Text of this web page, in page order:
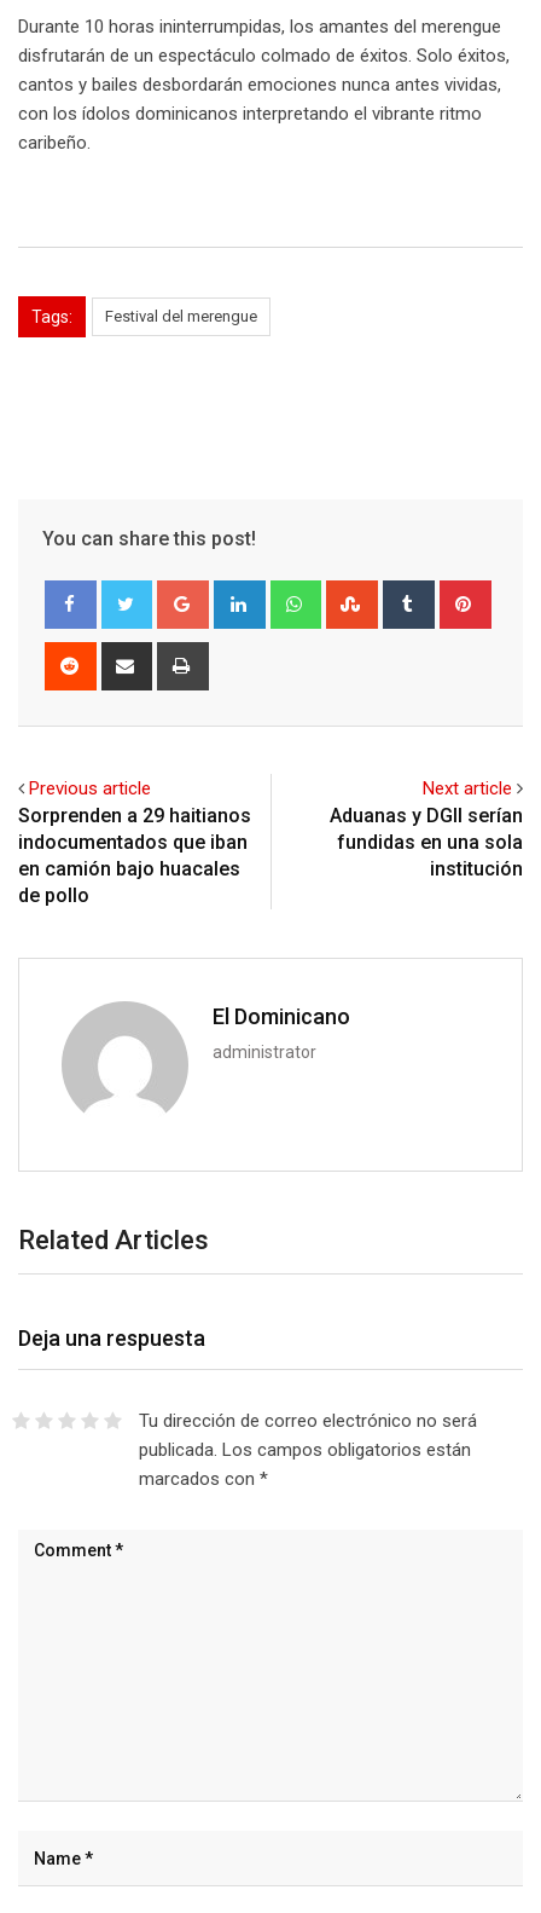
Durante 10 horas ininterrumpidas, los amantes del merengue
disfrutarán de un espectáculo colmado de éxitos. Solo éxitos,
cantos y bailes desbordarán emociones nunca antes vividas,
con los ídolos dominicanos interpretando el vibrante ritmo
caribeño.
Tags: Festival del merengue
You can share this post!
Google+ LinkedIn WhatsappStumbleUpon
Tumblr
Reddit
Share
Previous article
Sorprenden a 29 haitianos
indocumentados que iban
en camión bajo huacales
de pollo
Next article
Aduanas y DGII serían
fundidas en una sola
institución
El Dominicano
administrator
Related Articles
Deja una respuesta
Tu dirección de correo electrónico no será
publicada. Los campos obligatorios están
marcados con *